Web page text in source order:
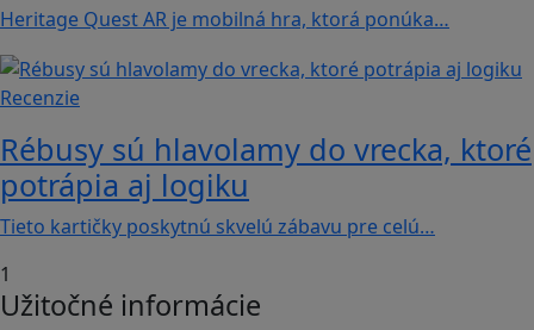
Heritage Quest AR je mobilná hra, ktorá ponúka…
Recenzie
Rébusy sú hlavolamy do vrecka, ktoré
potrápia aj logiku
Tieto kartičky poskytnú skvelú zábavu pre celú…
1
Užitočné informácie